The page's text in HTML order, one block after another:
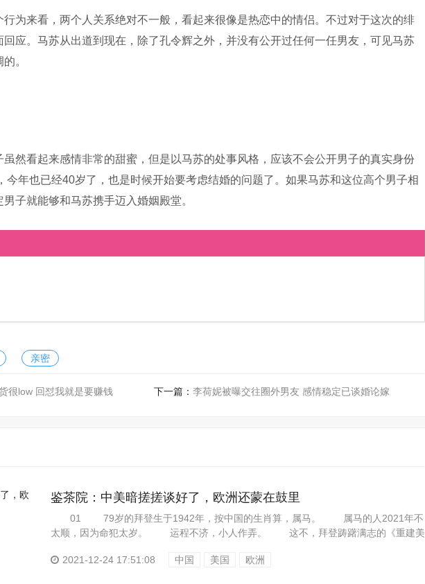
为来看，两个人关系绝对不一般，看起来很像是热恋中的情侣。不过对于这次的绯
应。马苏从出道到现在，除了孔令辉之外，并没有公开过任何一任男友，可见马苏
。
虽然看起来感情非常的甜蜜，但是以马苏的处事风格，应该不会公开男子的真实身份
今年也已经40岁了，也是时候开始要考虑结婚的问题了。如果马苏和这位高个男子相
子就能够和马苏携手迈入婚姻殿堂。
亲密
很low 回怼我就是要赚钱 下一篇： 李荷妮被曝交往圈外男友 感情稳定已谈婚论嫁
鉴茶院：中美暗搓搓谈好了，欧洲还蒙在鼓里
01 79岁的拜登生于1942年，按中国的生肖算，属马。 属马的人2021年不
太顺，因为命犯太岁。 运程不济，小人作弄。 这不，拜登踌躇满志的《重建美
2021-12-24 17:51:08
中国 美国 欧洲